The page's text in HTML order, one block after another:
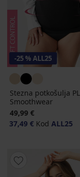
-25 % ALL25
Stezna potkošulja
Smoothwear
49,99 €
37,49 € Kod ALL25